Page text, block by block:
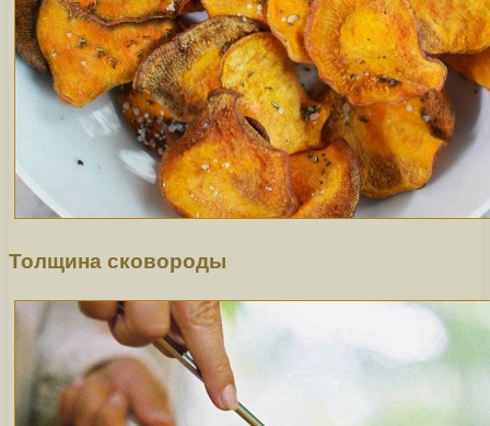
Толщина сковороды